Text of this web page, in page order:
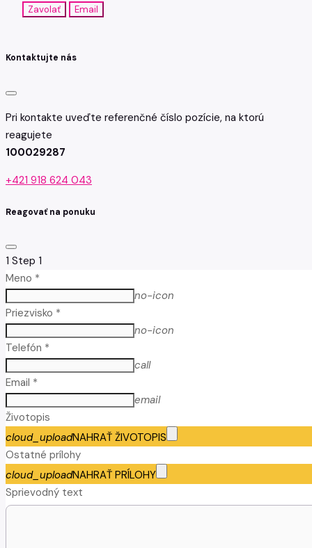
Zavolať Email
Kontaktujte nás
Pri kontakte uveďte referenčné číslo pozície, na ktorú
reagujete
100029287
+421 918 624 043
Reagovať na ponuku
1 Step 1
Meno *
no-icon
Priezvisko *
no-icon
Telefón *
call
Email *
email
Životopis
cloud_uploadNAHRAŤ ŽIVOTOPIS
Ostatné prílohy
cloud_uploadNAHRAŤ PRÍLOHY
Sprievodný text